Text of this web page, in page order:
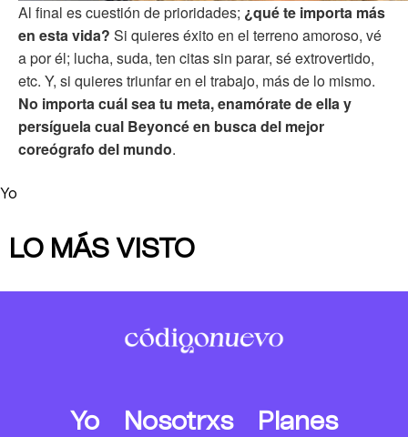
Al final es cuestión de prioridades; ¿qué te importa más
en esta vida? Si quieres éxito en el terreno amoroso, vé
a por él; lucha, suda, ten citas sin parar, sé extrovertido,
etc. Y, si quieres triunfar en el trabajo, más de lo mismo.
No importa cuál sea tu meta, enamórate de ella y
persíguela cual Beyoncé en busca del mejor
coreógrafo del mundo.
Yo
LO MÁS VISTO
Yo Nosotrxs
Planes